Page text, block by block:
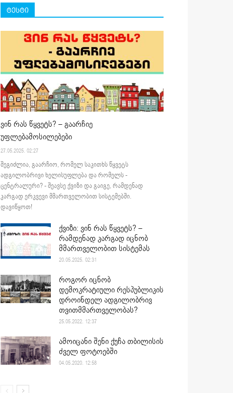
ტესტი
ვინ რას წყვეტს? – გაარჩიე
უფლებამოსილებები
27.05.2025. 02:27
შეგიძლია, გაარჩიო, რომელ საკითხს წყვეტს
ადგილობრივი ხელისუფლება და რომელს -
ცენტრალური? - შეავსე ქვიზი და გაიგე, რამდენად
კარგად ერკვევი მმართველობით სისტემებში.
დავიწყოთ!
ქვიზი: ვინ რას წყვეტს? –
რამდენად კარგად იცნობ
მმართველობით სისტემას
20.05.2025. 02:31
როგორ იცნობ
დემოკრატიული რესპუბლიკის
დროინდელ ადგილობრივ
თვითმმართველობას?
25.05.2022. 12:37
ამოიცანი შენი ქუჩა თბილისის
ძველ ფოტოებში
04.05.2020. 12:58